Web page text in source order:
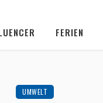
FERIEN
UMWELT